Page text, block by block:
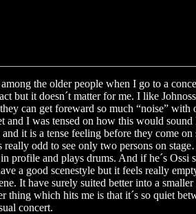
the older people when I go to a
but it doesn´t matter for me. I like
can get foreward so much “noise” with
and I was tensed on how this would
it is a tense feeling before they come
really odd to see only two persons on
profile and plays drums. And if he´s Ossi
a good scenestyle but it feels really
It have surely suited better into a
thing which hits me is that it´s so quiet
concert.